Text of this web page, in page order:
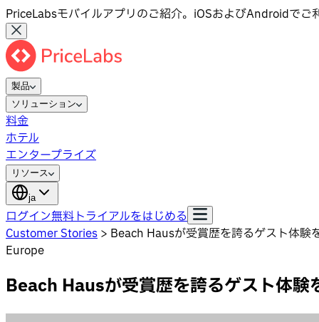
PriceLabsモバイルアプリのご紹介。iOSおよびAndroidでご
製品
ソリューション
料金
ホテル
エンタープライズ
リソース
ja
ログイン無料トライアルをはじめる
Customer Stories > Beach Hausが受賞歴を誇るゲスト体験
Europe
Beach Hausが受賞歴を誇るゲスト体